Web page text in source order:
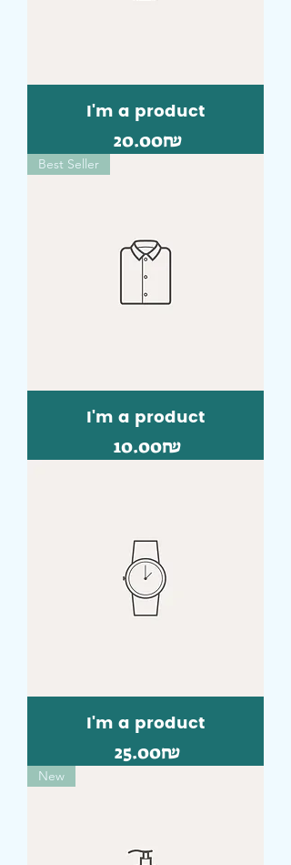
I'm a product
Price ‏20.00 ‏₪
Best Seller
I'm a product
Price ‏10.00 ‏₪
I'm a product
Price ‏25.00 ‏₪
New